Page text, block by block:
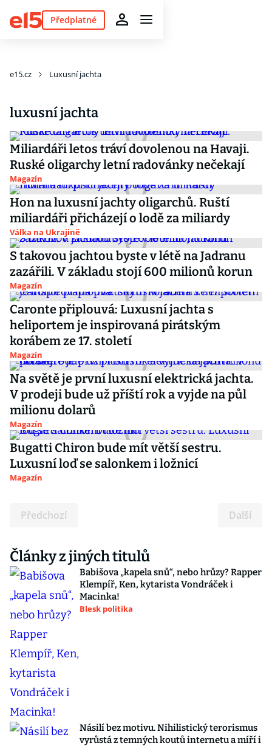
Předplatné
e15.cz Luxusní jachta
luxusní jachta
Miliardáři letos tráví dovolenou na Havaji.
Ruské oligarchy letní radovánky nečekají
Magazín
Hon na luxusní jachty oligarchů. Ruští
miliardáři přicházejí o lodě za miliardy
Válka na Ukrajině
S takovou jachtou byste v létě na Jadranu
zazářili. V základu stojí 600 milionů korun
Magazín
Caronte připlouvá: Luxusní jachta s
heliportem je inspirovaná pirátským
korábem ze 17. století
Magazín
Na světě je první luxusní elektrická jachta.
V prodeji bude už příští rok a vyjde na půl
milionu dolarů
Magazín
Bugatti Chiron bude mít větší sestru.
Luxusní loď se salonkem i ložnicí
Magazín
Předchozí Další
Články z jiných titulů
Babišova „kapela snů“, nebo hrůzy? Rapper
Klempíř, Ken, kytarista Vondráček i
Macinka!
Blesk politika
Násilí bez motivu. Nihilistický terorismus
vyrůstá z temných koutů internetu a míří i